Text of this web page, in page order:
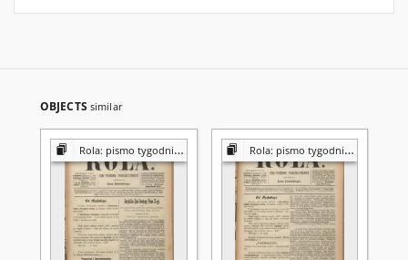
OBJECTS similar
Rola: pismo tygodniowe [poświęcone sprawom społecznym, ekonomicznym i literackim] Rola: pismo tygodniowe [poświęcone sprawom społecznym, ekonomicznym i literackim]